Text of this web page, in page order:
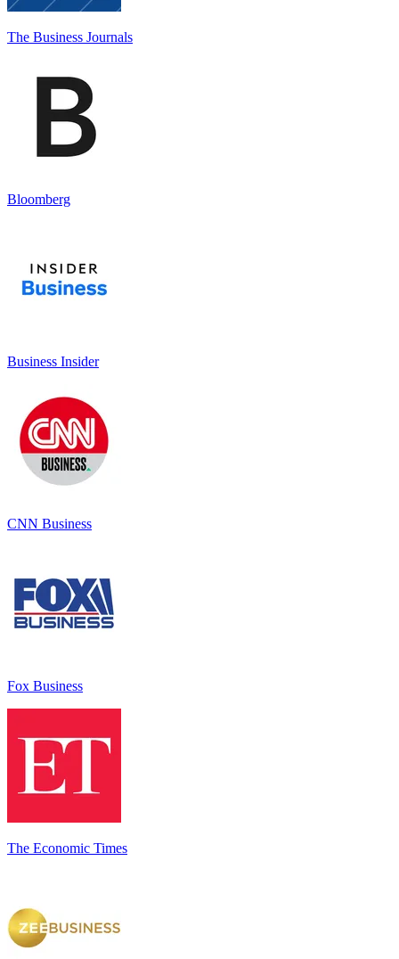
The Business Journals
Bloomberg
Business Insider
CNN Business
Fox Business
The Economic Times